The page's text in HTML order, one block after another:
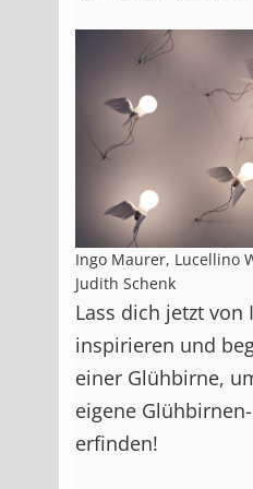
Ingo Maurer, Lucellino
Judith Schenk
Lass dich jetzt von
inspirieren und
einer Glühbirne,
eigene
erfinden!